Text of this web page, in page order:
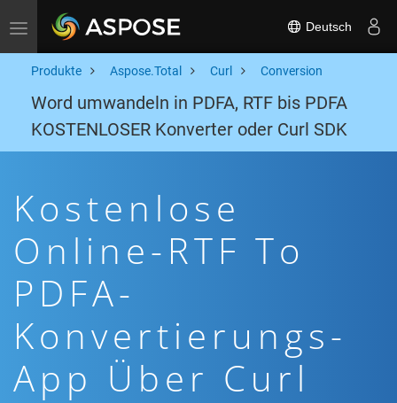
Toggle navigation Deutsch
Produkte Aspose.Total Curl Conversion
Word umwandeln in PDFA, RTF bis PDFA
KOSTENLOSER Konverter oder Curl SDK
Kostenlose
Online-RTF To
PDFA-
Konvertierungs-
App Über Curl